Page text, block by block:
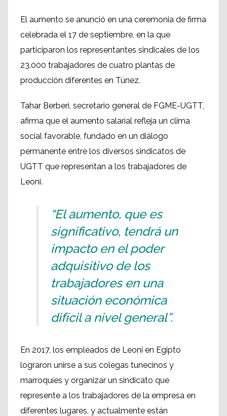
El aumento se anunció en una ceremonia de firma
celebrada el 17 de septiembre, en la que
participaron los representantes sindicales de los
23.000 trabajadores de cuatro plantas de
producción diferentes en Túnez.
Tahar Berberi, secretario general de FGME-UGTT,
afirma que el aumento salarial refleja un clima
social favorable, fundado en un diálogo
permanente entre los diversos sindicatos de
UGTT que representan a los trabajadores de
Leoni.
“El aumento, que es
significativo, tendrá un
impacto en el poder
adquisitivo de los
trabajadores en una
situación económica
difícil a nivel general”.
En 2017, los empleados de Leoni en Egipto
lograron unirse a sus colegas tunecinos y
marroquíes y organizar un sindicato que
represente a los trabajadores de la empresa en
diferentes lugares, y actualmente están